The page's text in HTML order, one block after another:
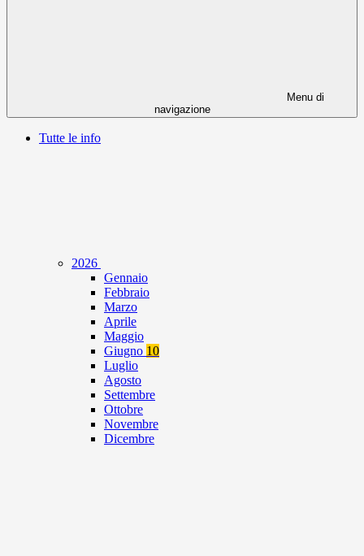
Menu di
navigazione
Tutte le info
2026
Gennaio
Febbraio
Marzo
Aprile
Maggio
Giugno 10
Luglio
Agosto
Settembre
Ottobre
Novembre
Dicembre